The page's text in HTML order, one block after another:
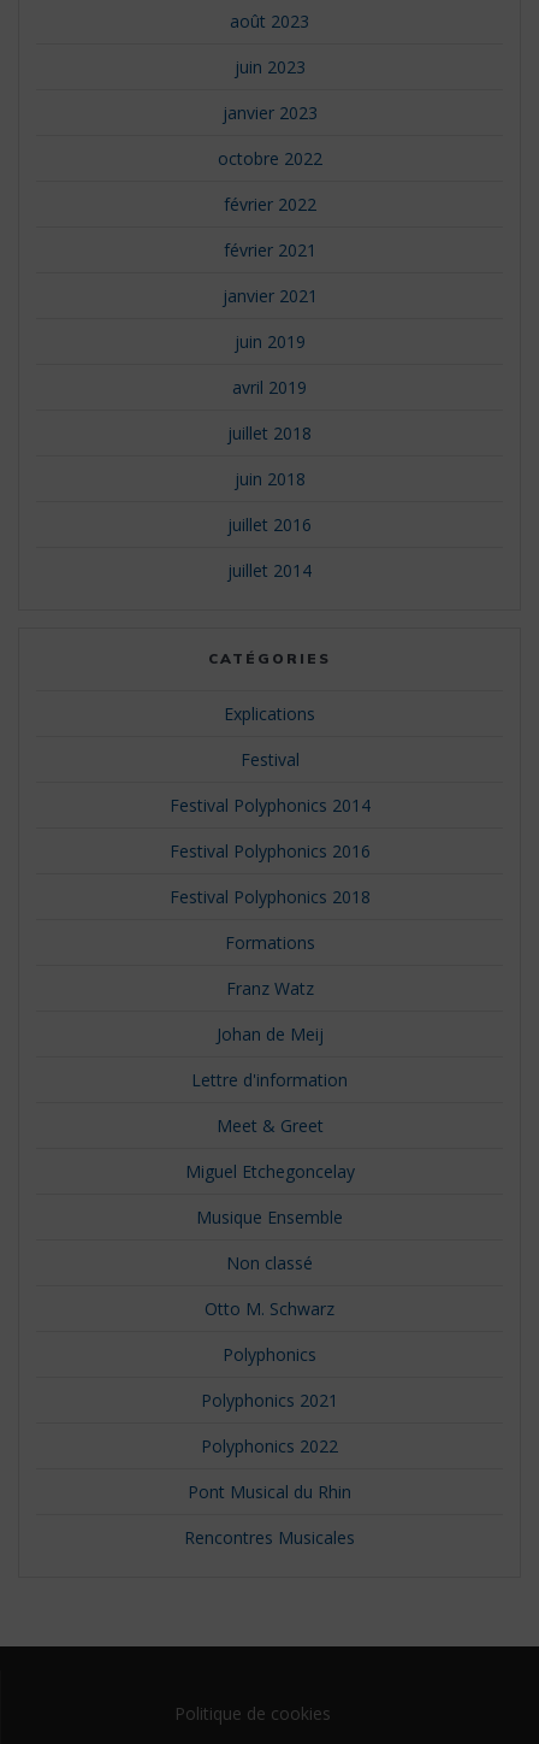
août 2023
juin 2023
janvier 2023
octobre 2022
février 2022
février 2021
janvier 2021
juin 2019
avril 2019
juillet 2018
juin 2018
juillet 2016
juillet 2014
CATÉGORIES
Explications
Festival
Festival Polyphonics 2014
Festival Polyphonics 2016
Festival Polyphonics 2018
Formations
Franz Watz
Johan de Meij
Lettre d'information
Meet & Greet
Miguel Etchegoncelay
Musique Ensemble
Non classé
Otto M. Schwarz
Polyphonics
Polyphonics 2021
Polyphonics 2022
Pont Musical du Rhin
Rencontres Musicales
Politique de cookies